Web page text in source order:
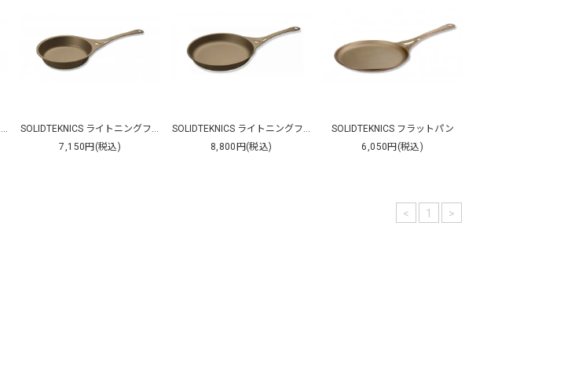
SOLIDTEKNICS ライトニングフライパン18cm
SOLIDTEKNICS ライトニングフライパン21cm
7,150円(税込)
SOLIDTEKNICS ライトニングフライパン26cm
8,800円(税込)
SOLIDTEKNICS フラットパン
6,050円(税込)
< 1 >